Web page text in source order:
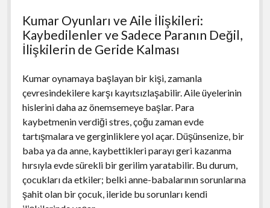
Kumar Oyunları ve Aile İlişkileri:
Kaybedilenler ve Sadece Paranın Değil,
İlişkilerin de Geride Kalması
Kumar oynamaya başlayan bir kişi, zamanla
çevresindekilere karşı kayıtsızlaşabilir. Aile üyelerinin
hislerini daha az önemsemeye başlar. Para
kaybetmenin verdiği stres, çoğu zaman evde
tartışmalara ve gerginliklere yol açar. Düşünsenize, bir
baba ya da anne, kaybettikleri parayı geri kazanma
hırsıyla evde sürekli bir gerilim yaratabilir. Bu durum,
çocukları da etkiler; belki anne-babalarının sorunlarına
şahit olan bir çocuk, ileride bu sorunları kendi